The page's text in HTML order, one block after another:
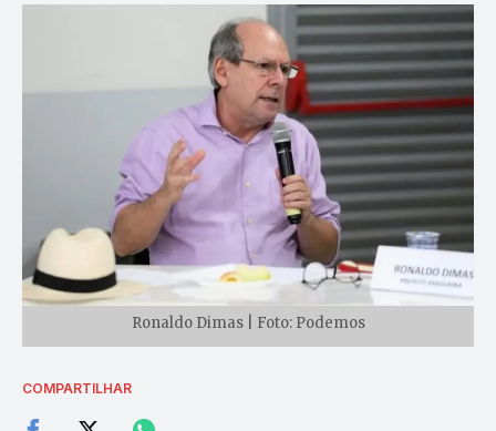
Ronaldo Dimas | Foto: Podemos
COMPARTILHAR